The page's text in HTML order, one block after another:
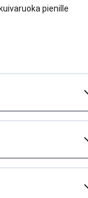
pienille